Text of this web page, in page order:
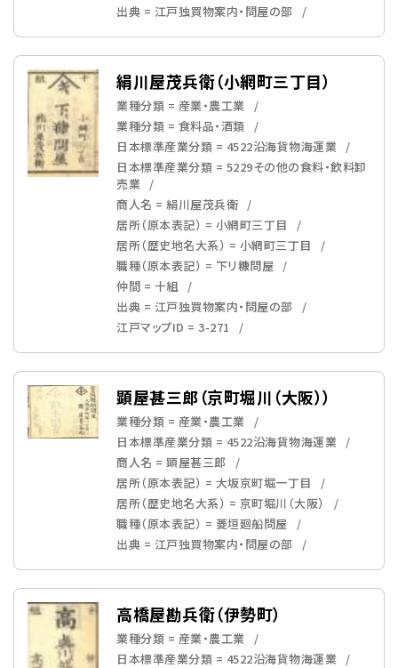
出典 = 江戸独買物案内・問屋の部
絹川屋茂兵衛（小網町三丁目）
業種分類 = 産業・農工業
業種分類 = 食料品・酒類
日本標準産業分類 = 4522沿海貨物海運業
日本標準産業分類 = 5229その他の食料・飲料卸
売業
商人名 = 絹川屋茂兵衛
居所（原本表記） = 小網町三丁目
居所（歴史地名大系） = 小網町三丁目
職種（原本表記） = 下リ糠問屋
仲間 = 十組
出典 = 江戸独買物案内・問屋の部
江戸マップID = 3-271
顕屋甚三郎（京町堀川（大阪））
業種分類 = 産業・農工業
日本標準産業分類 = 4522沿海貨物海運業
商人名 = 顕屋甚三郎
居所（原本表記） = 大坂京町堀一丁目
居所（歴史地名大系） = 京町堀川（大阪）
職種（原本表記） = 菱垣廻船問屋
出典 = 江戸独買物案内・問屋の部
高橋屋勘兵衛（伊勢町）
業種分類 = 産業・農工業
日本標準産業分類 = 4522沿海貨物海運業